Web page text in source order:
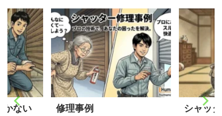
かない
修理事例
シャッ